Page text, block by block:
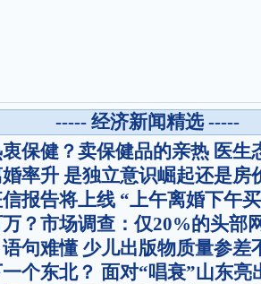
----- 经济新闻精选 -----
保健？卖保健品的亲热 医生
率升 是独立意识崛起还是房
报告将上线 “上午离婚下午
？市场调查：仅20%的头部
句难懂 少儿出版物质量参差
个东北？ 面对“唱衰”山东亮